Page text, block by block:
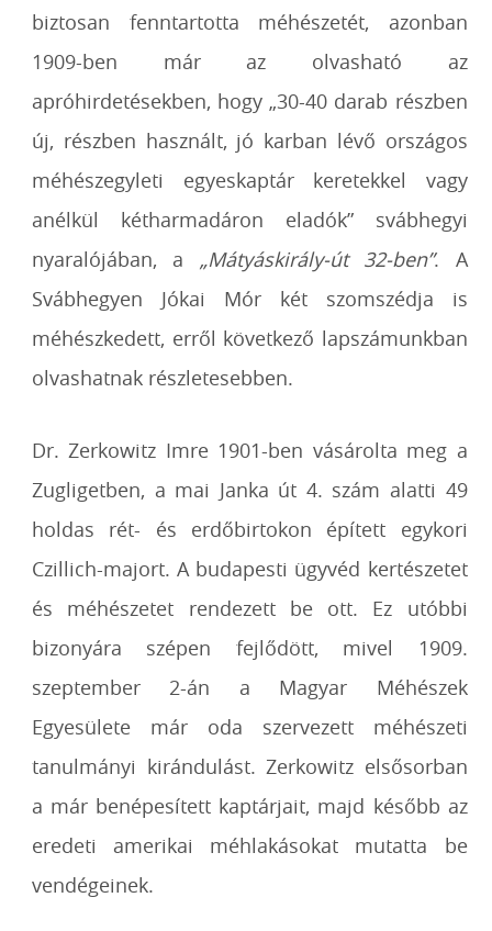
biztosan fenntartotta méhészetét, azonban
1909-ben már az olvasható az
apróhirdetésekben, hogy „30-40 darab részben
új, részben használt, jó karban lévő országos
méhészegyleti egyeskaptár keretekkel vagy
anélkül kétharmadáron eladók” svábhegyi
nyaralójában, a „Mátyáskirály-út 32-ben”. A
Svábhegyen Jókai Mór két szomszédja is
méhészkedett, erről következő lapszámunkban
olvashatnak részletesebben.
Dr. Zerkowitz Imre 1901-ben vásárolta meg a
Zugligetben, a mai Janka út 4. szám alatti 49
holdas rét- és erdőbirtokon épített egykori
Czillich-majort. A budapesti ügyvéd kertészetet
és méhészetet rendezett be ott. Ez utóbbi
bizonyára szépen fejlődött, mivel 1909.
szeptember 2-án a Magyar Méhészek
Egyesülete már oda szervezett méhészeti
tanulmányi kirándulást. Zerkowitz elsősorban
a már benépesített kaptárjait, majd később az
eredeti amerikai méhlakásokat mutatta be
vendégeinek.